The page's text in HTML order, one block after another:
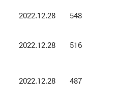
2022.12.28 548
2022.12.28 516
2022.12.28 487